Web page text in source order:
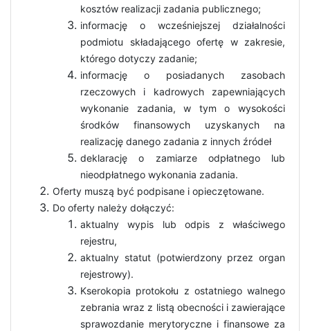
kosztów realizacji zadania publicznego;
informację o wcześniejszej działalności
podmiotu składającego ofertę w zakresie,
którego dotyczy zadanie;
informację o posiadanych zasobach
rzeczowych i kadrowych zapewniających
wykonanie zadania, w tym o wysokości
środków finansowych uzyskanych na
realizację danego zadania z innych źródeł
deklarację o zamiarze odpłatnego lub
nieodpłatnego wykonania zadania.
Oferty muszą być podpisane i opieczętowane.
Do oferty należy dołączyć:
aktualny wypis lub odpis z właściwego
rejestru,
aktualny statut (potwierdzony przez organ
rejestrowy).
Kserokopia protokołu z ostatniego walnego
zebrania wraz z listą obecności i zawierające
sprawozdanie merytoryczne i finansowe za